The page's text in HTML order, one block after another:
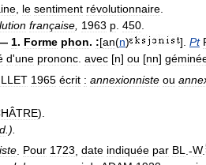
le sentiment révolutionnaire
française 1963 p 450
1. Forme phon. :[an(n) ]. Pt
d'une prononc avec [n] ou [nn]
1965 écrit : annexionniste ou
).
.).
iste Pour 1723 date indiquée par BL .-W.